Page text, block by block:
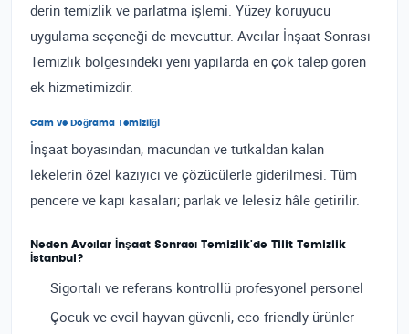
derin temizlik ve parlatma işlemi. Yüzey koruyucu
uygulama seçeneği de mevcuttur. Avcılar İnşaat Sonrası
Temizlik bölgesindeki yeni yapılarda en çok talep gören
ek hizmetimizdir.
Cam ve Doğrama Temizliği
İnşaat boyasından, macundan ve tutkaldan kalan
lekelerin özel kazıyıcı ve çözücülerle giderilmesi. Tüm
pencere ve kapı kasaları; parlak ve lelesiz hâle getirilir.
Neden Avcılar İnşaat Sonrası Temizlik'de Tilit Temizlik
İstanbul?
Sigortalı ve referans kontrollü profesyonel personel
Çocuk ve evcil hayvan güvenli, eco-friendly ürünler